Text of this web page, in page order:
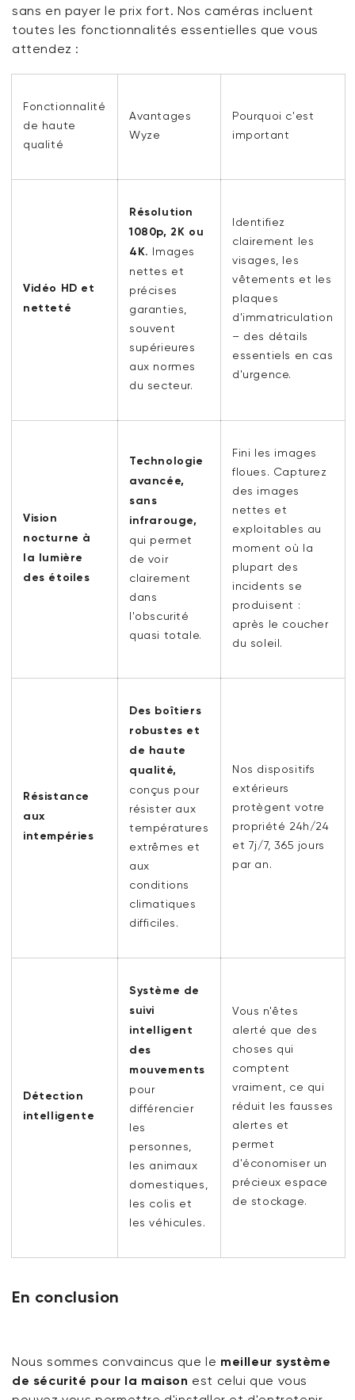
sans en payer le prix fort. Nos caméras incluent
toutes les fonctionnalités essentielles que vous
attendez :
Fonctionnalité
de haute
qualité
Avantages
Wyze
Pourquoi c'est
important
Vidéo HD et
netteté
Résolution
1080p, 2K ou
4K. Images
nettes et
précises
garanties,
souvent
supérieures
aux normes
du secteur.
Identifiez
clairement les
visages, les
vêtements et les
plaques
d'immatriculation
– des détails
essentiels en cas
d'urgence.
Vision
nocturne à
la lumière
des étoiles
Technologie
avancée,
sans
infrarouge,
qui permet
de voir
clairement
dans
l'obscurité
quasi totale.
Fini les images
floues. Capturez
des images
nettes et
exploitables au
moment où la
plupart des
incidents se
produisent :
après le coucher
du soleil.
Résistance
aux
intempéries
Des boîtiers
robustes et
de haute
qualité,
conçus pour
résister aux
températures
extrêmes et
aux
conditions
climatiques
difficiles.
Nos dispositifs
extérieurs
protègent votre
propriété 24h/24
et 7j/7, 365 jours
par an.
Détection
intelligente
Système de
suivi
intelligent
des
mouvements
pour
différencier
les
personnes,
les animaux
domestiques,
les colis et
les véhicules.
Vous n'êtes
alerté que des
choses qui
comptent
vraiment, ce qui
réduit les fausses
alertes et
permet
d'économiser un
précieux espace
de stockage.
En conclusion
Nous sommes convaincus que le meilleur système
de sécurité pour la maison est celui que vous